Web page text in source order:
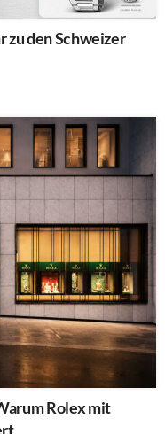
zu den Schweizer
Rolex mit